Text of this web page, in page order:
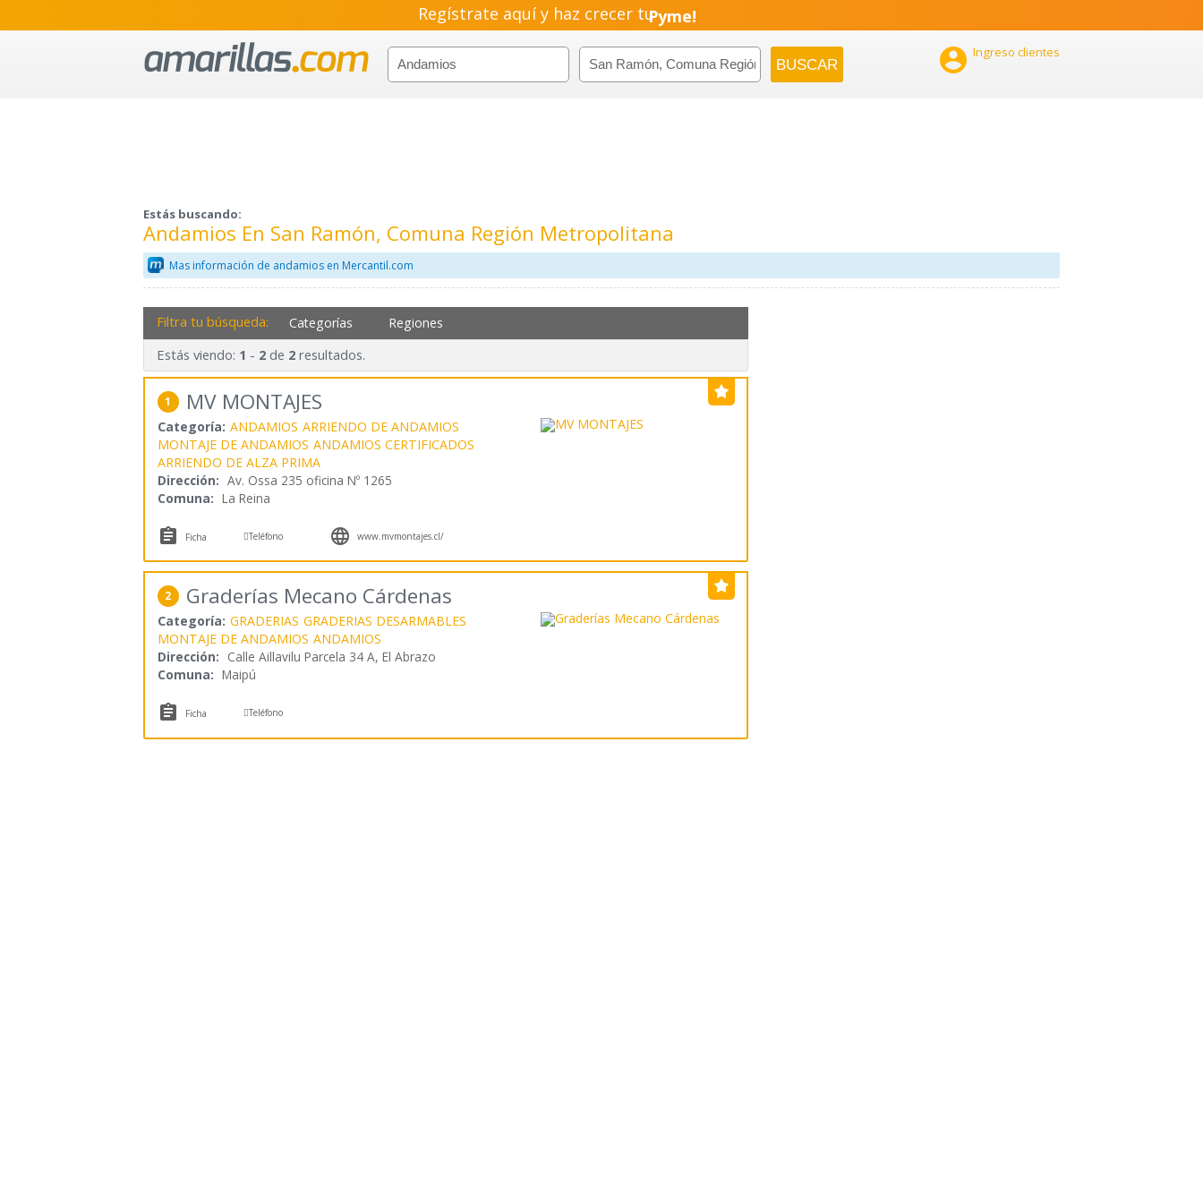
Regístrate aquí y haz crecer tuPyme!
Emprendimiento!
 Ingreso clientes
Estás buscando:
Andamios En San Ramón, Comuna Región Metropolitana
Mas información de andamios en Mercantil.com
Filtra tu búsqueda: Categorías Regiones
Estás viendo: 1 - 2de 2resultados.
1 MV MONTAJES
Categoría: ANDAMIOS ARRIENDO DE ANDAMIOS
MONTAJE DE ANDAMIOS ANDAMIOS CERTIFICADOS
ARRIENDO DE ALZA PRIMA
Dirección: Av. Ossa 235 oficina Nº 1265
Comuna: La Reina
 Ficha Teléfono  www.mvmontajes.cl/
2 Graderías Mecano Cárdenas
Categoría: GRADERIAS GRADERIAS DESARMABLES
MONTAJE DE ANDAMIOS ANDAMIOS
Dirección: Calle Aillavilu Parcela 34 A, El Abrazo
Comuna: Maipú
 Ficha Teléfono